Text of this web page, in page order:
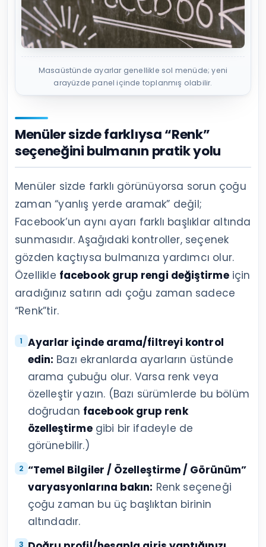
Masaüstünde ayarlar genellikle sol menüde; yeni
arayüzde panel içinde toplanmış olabilir.
Menüler sizde farklıysa “Renk”
seçeneğini bulmanın pratik yolu
Menüler sizde farklı görünüyorsa sorun çoğu
zaman “yanlış yerde aramak” değil;
Facebook’un aynı ayarı farklı başlıklar altında
sunmasıdır. Aşağıdaki kontroller, seçenek
gözden kaçtıysa bulmanıza yardımcı olur.
Özellikle facebook grup rengi değiştirmeiçin
aradığınız satırın adı çoğu zaman sadece
“Renk”tir.
Ayarlar içinde arama/filtreyi kontrol
edin: Bazı ekranlarda ayarların üstünde
arama çubuğu olur. Varsa renk veya
özelleştir yazın. (Bazı sürümlerde bu bölüm
doğrudan facebook grup renk
özelleştirmegibi bir ifadeyle de
görünebilir.)
“Temel Bilgiler / Özelleştirme / Görünüm”
varyasyonlarına bakın: Renk seçeneği
çoğu zaman bu üç başlıktan birinin
altındadır.